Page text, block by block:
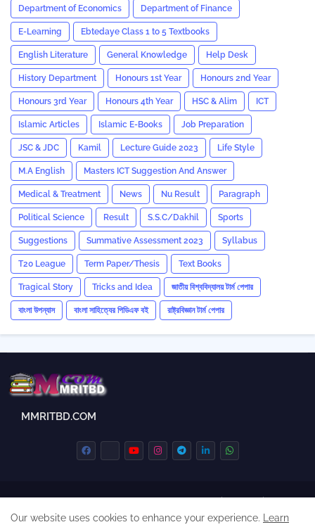
Department of Economics Department of Finance
E-Learning Ebtedaye Class 1 to 5 Textbooks
English Literature General Knowledge Help Desk
History Department Honours 1st Year Honours 2nd Year
Honours 3rd Year Honours 4th Year HSC & Alim ICT
Islamic Articles Islamic E-Books Job Preparation
JSC & JDC Kamil Lecture Guide 2023 Life Style
M.A English Masters ICT Suggestion And Answer
Medical & Treatment News Nu Result Paragraph
Political Science Result S.S.C/Dakhil Sports
Suggestions Summative Assessment 2023 ‍Syllabus
T20 League Term Paper/Thesis Text Books
Tragical Story Tricks and ‍Idea জাতীয় বিশ্ববিদ্যালয় টার্ম পেপার
বাংলা উপন্যাস বাংলা সাহিত্যের পিডিএফ বই রাষ্ট্রবিজ্ঞান টার্ম পেপার
MMRITBD.COM
sitemap
Copyright / DMCA Policy Cookie Policy
Our website uses cookies to enhance your experience.
Learn